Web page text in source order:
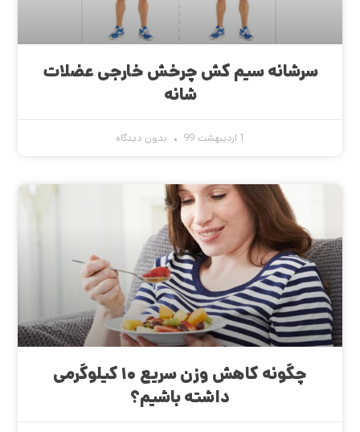
سرشانه سیم کش چرخش خارجی عضلات
شانه
1 اردیبهشت 99 بدون دیدگاه
چگونه کاهش وزن سریع ۱۰ کیلوگرمی
داشته باشیم؟